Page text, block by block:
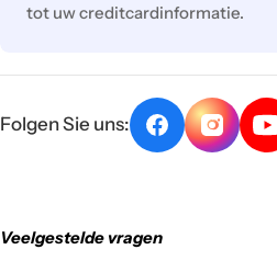
tot uw creditcardinformatie.
Folgen Sie uns:
Veelgestelde vragen